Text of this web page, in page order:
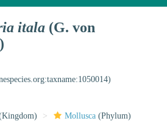
itala (G. von
Mollusca (Phylum)